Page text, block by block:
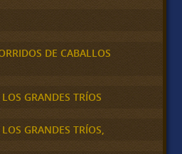
DE CABALLOS
GRANDES TRÍOS
GRANDES TRÍOS,